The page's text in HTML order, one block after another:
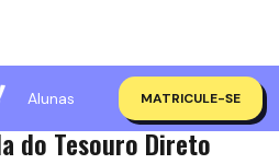
Alunas MATRICULE-SE
na inadimplência
do Tesouro Direto